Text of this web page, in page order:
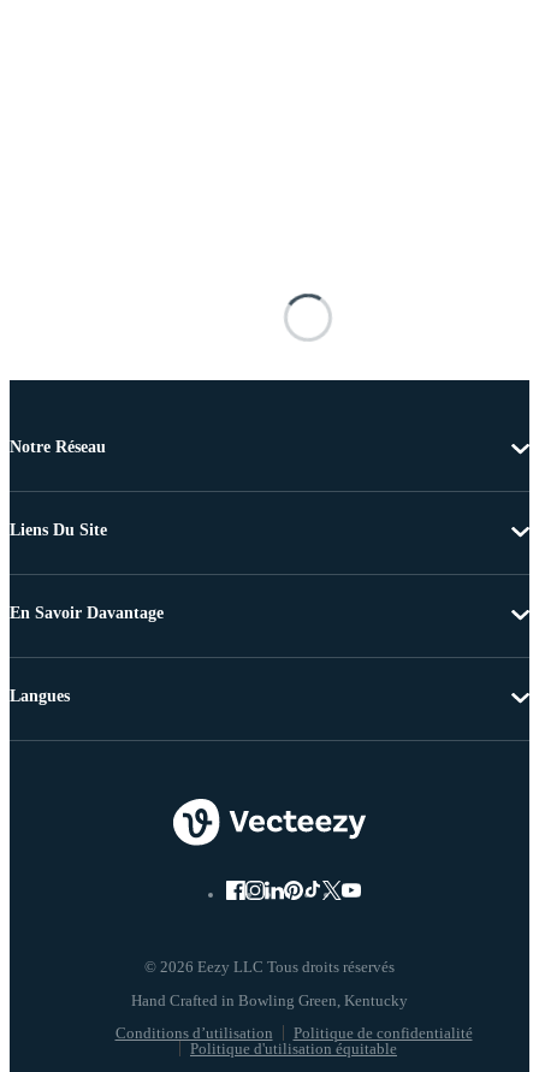
Notre Réseau
Liens Du Site
En Savoir Davantage
© 2026 Eezy LLC Tous droits réservés
Conditions d’utilisation
Politique de confidentialité
Politique d'utilisation équitable
Langues